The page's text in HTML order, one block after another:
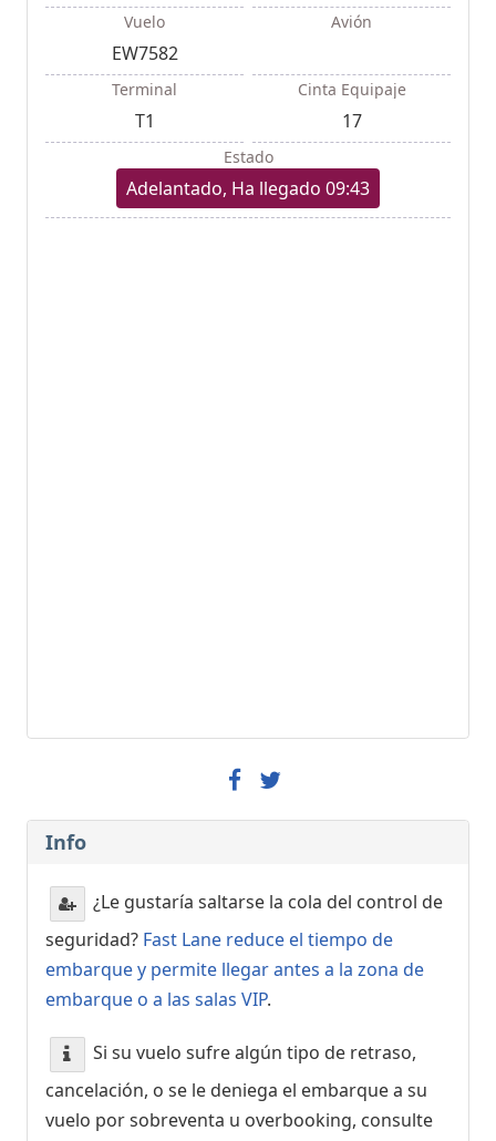
Vuelo
EW7582
Avión
Terminal
T1
Cinta Equipaje
17
Estado
Adelantado, Ha llegado 09:43
Info
¿Le gustaría saltarse la cola del control de
seguridad? Fast Lane reduce el tiempo de
embarque y permite llegar antes a la zona de
embarque o a las salas VIP.
Si su vuelo sufre algún tipo de retraso,
cancelación, o se le deniega el embarque a su
vuelo por sobreventa u overbooking, consulte